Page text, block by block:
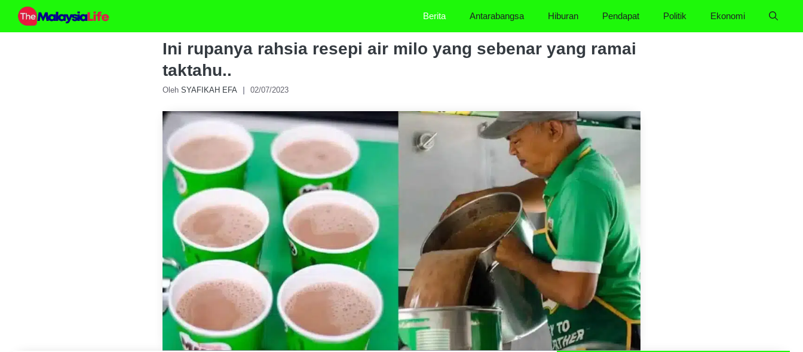
Skip
Berita Antarabangsa Hiburan Pendapat Politik Ekonomi
Ini rupanya rahsia resepi air milo yang sebenar yang ramai
taktahu..
Oleh SYAFIKAH EFA 02/07/2023